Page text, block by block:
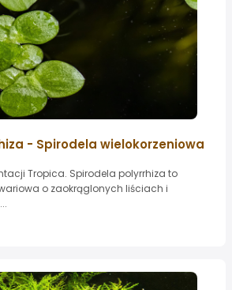
- Spirodela wielokorzeniowa
Tropica. Spirodela polyrrhiza to
o zaokrąglonych liściach i